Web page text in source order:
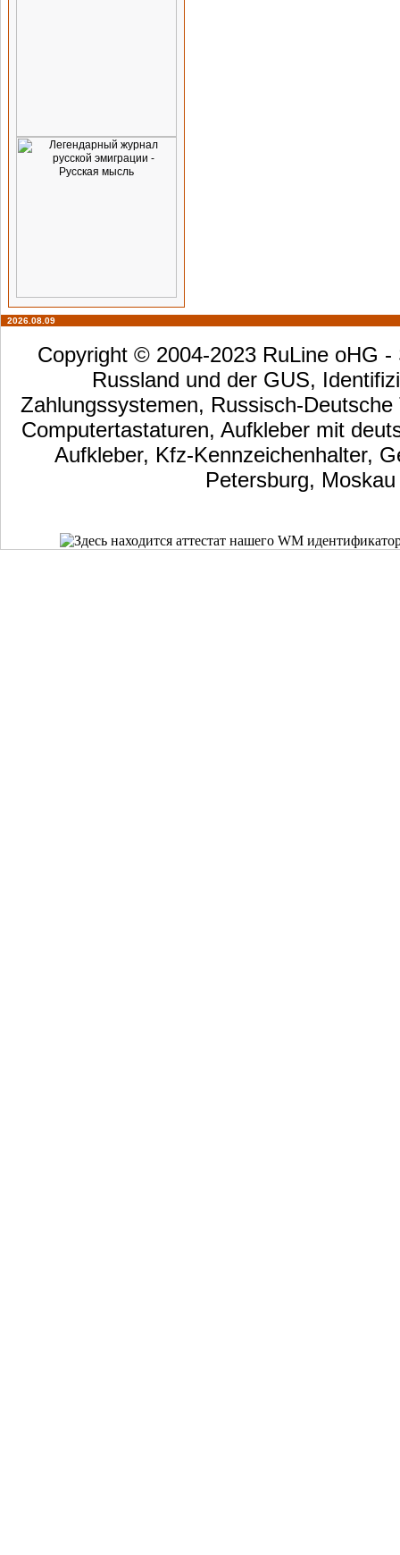
2026.08.09
Copyright © 2004-2023 RuLine oHG
Russland und der GUS,
Zahlungssystemen, Russisch-
Computertastaturen, Aufkleber mit
Aufkleber, Kfz-Kennzeichenhalter,
Petersburg,